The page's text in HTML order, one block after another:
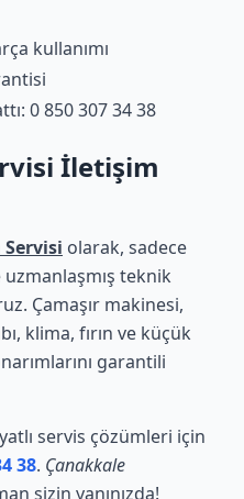
kullanımı
0 850 307 34 38
İletişim
olarak, sadece
teknik
Çamaşır makinesi,
klima, fırın ve küçük
garantili
servis çözümleri için
38. Çanakkale
sizin yanınızda!